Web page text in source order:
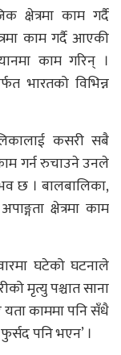
क्षेत्रमा काम गर्दै
काम गर्दै आएकी
काम गरिन् ।
भारतको विभिन्न
कसरी सबै
गर्न रुचाउने उनले
छ । बालबालिका,
क्षेत्रमा काम
घटेको घटनाले
मृत्यु पश्चात साना
यता काममा पनि सँधै
पनि भएन’ ।